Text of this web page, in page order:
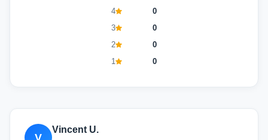
4
0
3
0
2
0
1
0
V
Vincent U.